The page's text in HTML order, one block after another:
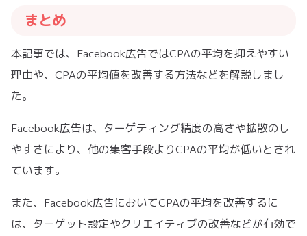
まとめ
本記事では、Facebook広告ではCPAの平均を抑えやすい
理由や、CPAの平均値を改善する方法などを解説しまし
た。
Facebook広告は、ターゲティング精度の高さや拡散のし
やすさにより、他の集客手段よりCPAの平均が低いとされ
ています。
また、Facebook広告においてCPAの平均を改善するに
は、ターゲット設定やクリエイティブの改善などが有効で